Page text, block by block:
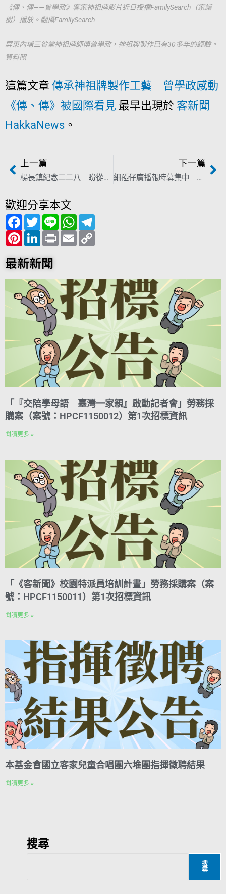
《傳、傳——曾學政》客家神祖牌影片近日授權FamilySearch（家譜
樹）播放。翻攝FamilySearch
屏東內埔三省堂神祖牌師傅曾學政，神祖牌製作已有30多年的經驗。
資料照
這篇文章 傳承神祖牌製作工藝 曾學政感動
《傳、傳》被國際看見 最早出現於 客新聞
HakkaNews 。
上一篇
楊長鎮紀念二二八 盼從和解走向共生的《台灣个心靈日》
下一篇
細孲仔廣播報時募集中 得人惜童言童語搶先聽
歡迎分享本文
F
a
c
e
b
o
o
T
w
i
t
t
e
r
L
i
n
e
W
h
a
t
s
P
i
n
t
e
e
s
t
L
i
n
k
e
I
n
P
r
i
E
m
a
n
k
最新新聞
「『交陪學母語 臺灣一家親』啟動記者會」勞務採
購案（案號：HPCF1150012）第1次招標資訊
閱讀更多 »
「《客新聞》校園特派員培訓計畫」勞務採購案（案
號：HPCF1150011）第1次招標資訊
閱讀更多 »
本基金會國立客家兒童合唱團六堆團指揮徵聘結果
閱讀更多 »
搜尋
搜
尋